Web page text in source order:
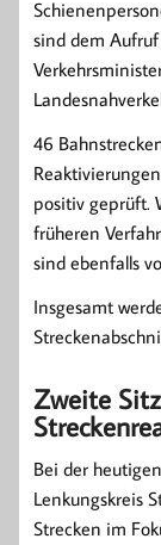
sind dem
46
positiv geprüft.
früheren
sind ebenfalls
Insgesamt
Zweite
Bei der
Lenkungskreis
Strecken im